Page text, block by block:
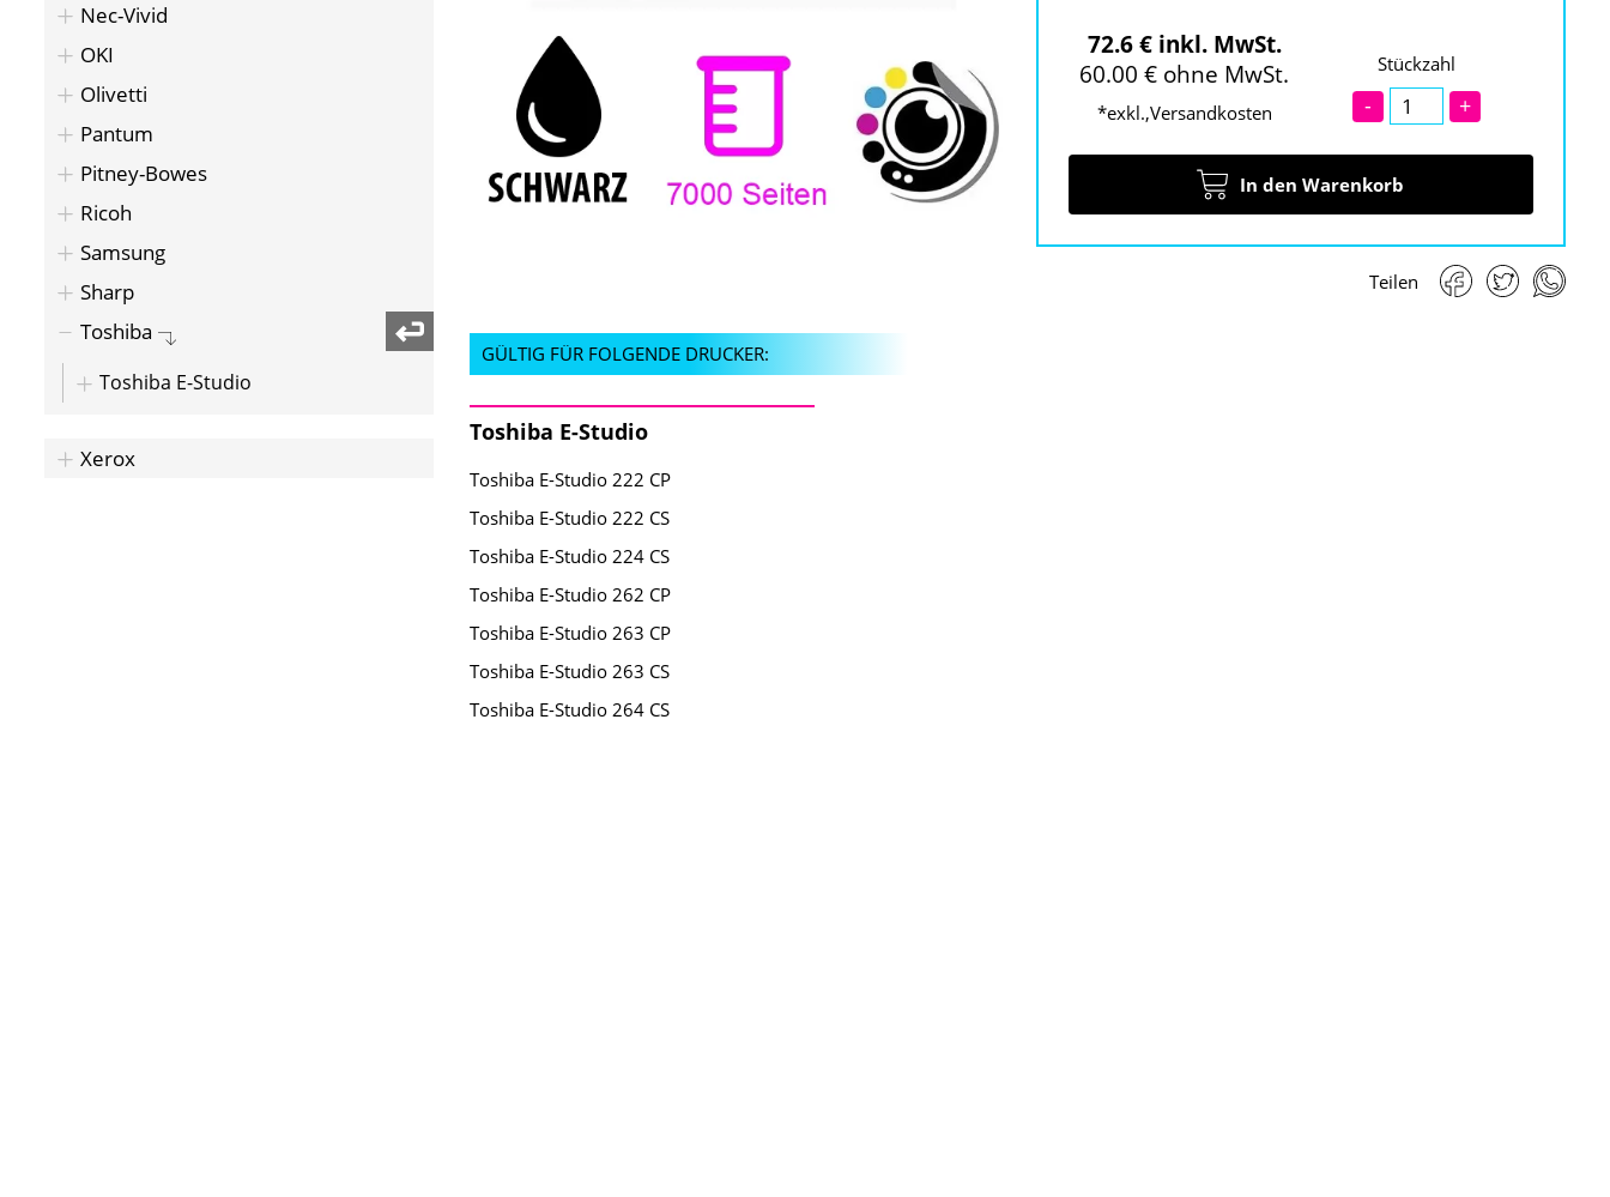
Nec-Vivid
OKI
Olivetti
Pantum
Pitney-Bowes
Ricoh
Samsung
Sharp
Toshiba
Toshiba E-Studio
Xerox
72.6 € inkl. MwSt.
60.00 € ohne MwSt.
*exkl.,Versandkosten
Stückzahl
- +
In den Warenkorb
Teilen
GÜLTIG FÜR FOLGENDE DRUCKER:
Toshiba E-Studio
Toshiba E-Studio 222 CP
Toshiba E-Studio 222 CS
Toshiba E-Studio 224 CS
Toshiba E-Studio 262 CP
Toshiba E-Studio 263 CP
Toshiba E-Studio 263 CS
Toshiba E-Studio 264 CS